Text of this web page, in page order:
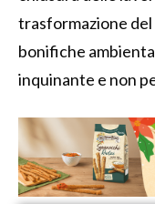
trasformazione
bonifiche
inquinante e non